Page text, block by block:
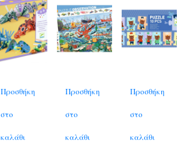
Προσθήκη
στο
καλάθι
Προσθήκη
στο
καλάθι
Προσθήκη
στο
καλάθι